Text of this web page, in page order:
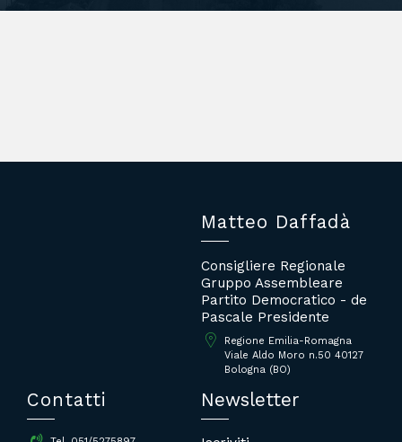
Matteo Daffadà
Consigliere Regionale
Gruppo Assembleare
Partito Democratico - de
Pascale Presidente
Regione Emilia-Romagna
Viale Aldo Moro n.50 40127
Bologna (BO)
Contatti Newsletter